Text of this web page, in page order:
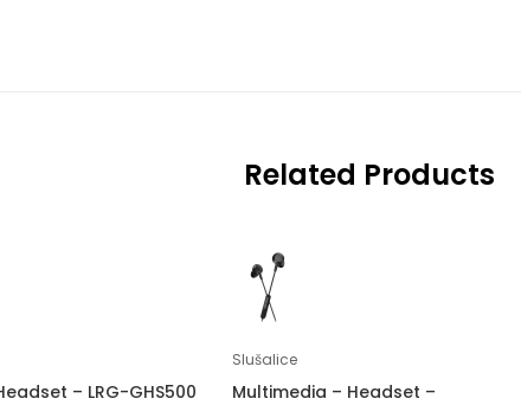
Related Products
– LRG-GHS500
Slušalice
Multimedia – Headset –